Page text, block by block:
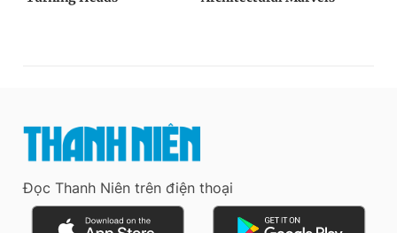
Đọc Thanh Niên trên điện thoại